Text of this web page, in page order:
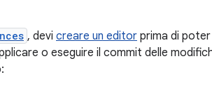
, devi creare un editor prima di
o eseguire il commit delle